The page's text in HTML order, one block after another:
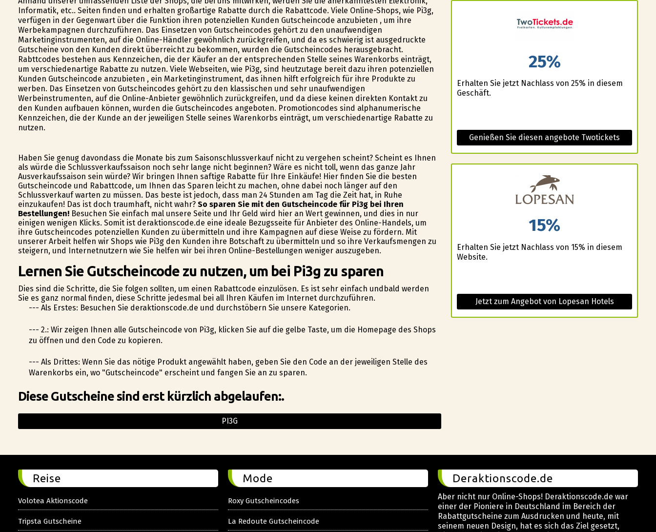
Informatik, etc.. Seiten finden und erhalten großartige Rabatte durch die Rabattcode. Viele Online-Shops, wie Pi3g,
verfügen in der Gegenwart über die Funktion ihren potenziellen Kunden Gutscheincode anzubieten , um ihre
Werbekampagnen durchzuführen. Das Einsetzen von Gutscheincodes gehört zu den unaufwendigen
Marketinginstrumenten, auf die Online-Händler gewöhnlich zurückgreifen, und da es schwierig ist ausgedruckte
Gutscheine von den Kunden direkt überreicht zu bekommen, wurden die Gutscheincodes herausgebracht.
Rabttcodes bestehen aus Kennzeichen, die der Käufer an der entsprechenden Stelle seines Warenkorbs einträgt,
um verschiedenartige Rabatte zu nutzen. Viele Webseiten, wie Pi3g, sind heutzutage bereit dazu ihren potenziellen
Kunden Gutscheincode anzubieten , ein Marketinginstrument, das ihnen hilft erfolgreich für ihre Produkte zu
werben. Das Einsetzen von Gutscheincodes gehört zu den klassischen und sehr unaufwendigen
Werbeinstrumenten, auf die Online-Anbieter gewöhnlich zurückgreifen, und da diese keinen direkten Kontakt zu
den Kunden aufbauen können, wurden die Gutscheincodes angeboten. Promotioncodes sind alphanumerische
Kennzeichen, die der Kunde an der jeweiligen Stelle seines Warenkorbs einträgt, um verschiedenartige Rabatte zu
nutzen.
Haben Sie genug davondass die Monate bis zum Saisonschlussverkauf nicht zu vergehen scheint? Scheint es Ihnen
als würde die Schlussverkaufssaison noch sehr lange nicht beginnen? Wäre es nicht toll, wenn das ganze Jahr
Ausverkaufssaison sein würde? Wir bringen Ihnen saftige Rabatte für Ihre Einkäufe! Hier finden Sie die besten
Gutscheincode und Rabattcode, um Ihnen das Sparen leicht zu machen, ohne dabei noch länger auf den
Schlussverkauf warten zu müssen. Das beste ist jedoch, dass man 24 Stunden am Tag die Zeit hat, in Ruhe
einzukaufen! Das ist doch traumhaft, nicht wahr? So sparen Sie mit den Gutscheincode für Pi3g bei Ihren
Bestellungen!Besuchen Sie einfach mal unsere Seite und Ihr Geld wird hier an Wert gewinnen, und dies in nur
einigen wenigen Klicks. Somit ist deraktionscode.de eine ideale Bezugsseite für Anbieter des Online-Handels, um
ihre Gutscheincodes potenziellen Kunden zu übermitteln und ihre Kampagnen auf diese Weise zu fördern. Mit
unserer Arbeit helfen wir Shops wie Pi3g den Kunden ihre Botschaft zu übermitteln und so ihre Verkaufsmengen zu
steigern, und Internetnutzern wie Sie helfen wir bei ihren Online-Bestellungen weniger auszugeben.
Lernen Sie Gutscheincode zu nutzen, um bei Pi3g zu sparen
Dies sind die Schritte, die Sie folgen sollten, um einen Rabattcode einzulösen. Es ist sehr einfach undbald werden
Sie es ganz normal finden, diese Schritte jedesmal bei all Ihren Käufen im Internet durchzuführen.
--- Als Erstes: Besuchen Sie deraktionscode.de und durchstöbern Sie unsere Kategorien.
--- 2.: Wir zeigen Ihnen alle Gutscheincode von Pi3g, klicken Sie auf die gelbe Taste, um die Homepage des Shops
zu öffnen und den Code zu kopieren.
--- Als Drittes: Wenn Sie das nötige Produkt angewählt haben, geben Sie den Code an der jeweiligen Stelle des
Warenkorbs ein, wo "Gutscheincode" erscheint und fangen Sie an zu sparen.
Diese Gutscheine sind erst kürzlich abgelaufen:.
PI3G
25%
Erhalten Sie jetzt Nachlass von 25% in diesem
Geschäft.
Genießen Sie diesen angebote Twotickets
15%
Erhalten Sie jetzt Nachlass von 15% in diesem
Website.
Jetzt zum Angebot von Lopesan Hotels
Reise
Volotea Aktionscode
Tripsta Gutscheine
Mode
Roxy Gutscheincodes
La Redoute Gutscheincode
Deraktionscode.de
Aber nicht nur Online-Shops! Deraktionscode.de war
einer der Pioniere in Deutschland im Bereich der
Rabattgutscheine zum Ausdrucken und heute, mit
seinem neuen Design, hat es sich das Ziel gesetzt,